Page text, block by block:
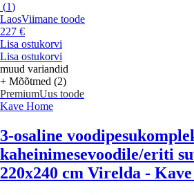
(1)
LaosViimane toode
227 €
Lisa ostukorvi
Lisa ostukorvi
muud variandid
+ Mõõtmed (2)
PremiumUus toode
Kave Home
3-osaline
kaheinimesevoodile/eriti
220x240 cm Virelda -